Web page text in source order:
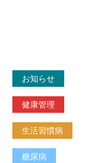
お知らせ
健康管理
生活習慣病
糖尿病